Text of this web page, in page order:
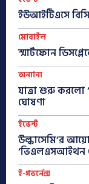
ইউআইটিএসে
মোবাইল
স্মার্টফোন
অন্যান্য
যাত্রা শুরু করলো
ঘোষণা
ইভেন্ট
উল্কাসেমি’র
‘ভিএলএসআইথন
ই-গভর্নেন্স